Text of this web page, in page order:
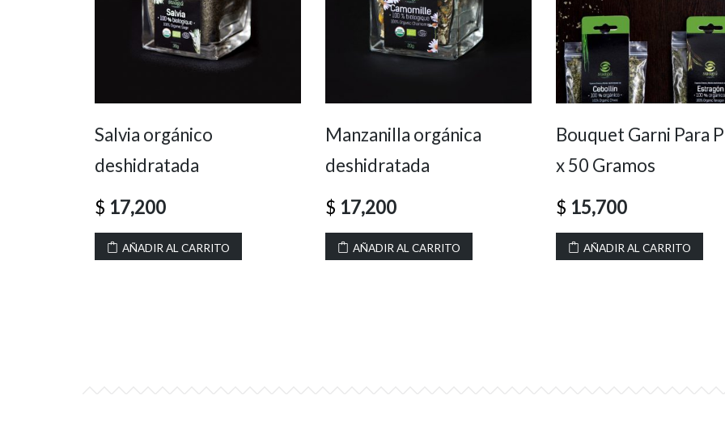
Salvia orgánico
deshidratada
$ 17,200
AÑADIR AL CARRITO
Manzanilla orgánica
deshidratada
$ 17,200
AÑADIR AL CARRITO
Bouquet Garni Para
x 50 Gramos
$ 15,700
AÑADIR AL CARRITO